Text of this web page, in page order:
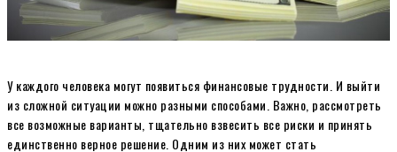
У каждого человека могут появиться финансовые трудности. И выйти
из сложной ситуации можно разными способами. Важно, рассмотреть
все возможные варианты, тщательно взвесить все риски и принять
единственно верное решение. Одним из них может стать